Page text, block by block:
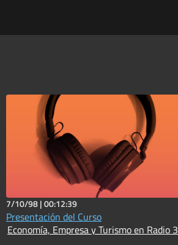
7/10/98 |00:12:39
Presentación del Curso
Economía, Empresa y Turismo en Radio 3